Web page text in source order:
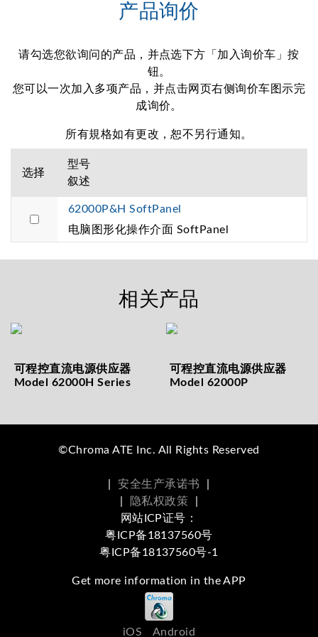
产品询价
请勾选您欲询问的产品，并点选下方「加入询价车」按
钮。
您可以一次加入多项产品，并点击网页右侧询价车图示完
成询价。
所有規格如有更改，恕不另行通知。
选择
型号
叙述
62000P&H SoftPanel
电脑图形化操作介面 SoftPanel
相关产品
可程控直流电源供应器
Model 62000H Series
可程控直流电源供应器
Model 62000P
©Chroma ATE Inc. All Rights Reserved
安全生产承诺书
隐私权政策
网站ICP证号：
粤ICP备18137560号
粤ICP备18137560号-1
Get more information in the APP
iOS Android